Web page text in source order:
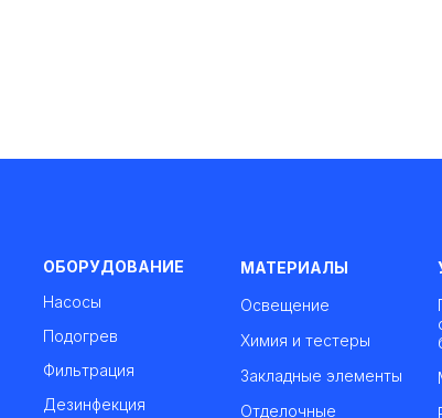
ОБОРУДОВАНИЕ
Насосы
Подогрев
Фильтрация
Дезинфекция
МАТЕРИАЛЫ
Освещение
Химия и тестеры
Закладные элементы
Отделочные